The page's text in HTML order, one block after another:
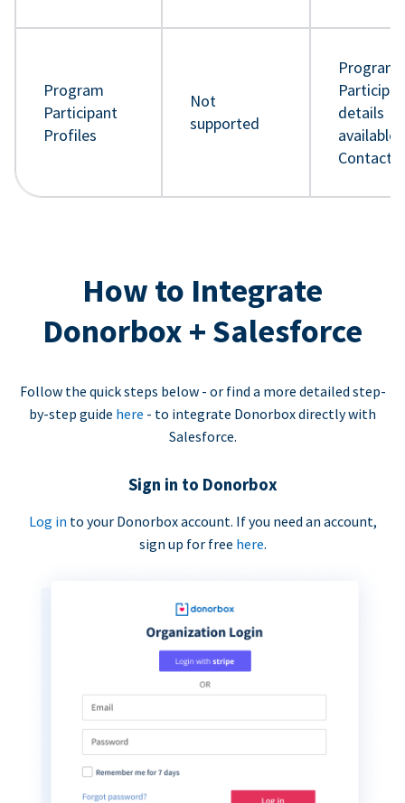
Program
Participant
Profiles
Not
supported
Program
details
available
Contact
How to Integrate
Donorbox + Salesforce
Follow the quick steps below - or find a more detailed step-
by-step guide here - to integrate Donorbox directly with
Salesforce.
Sign in to Donorbox
Log in to your Donorbox account. If you need an account,
sign up for free here.